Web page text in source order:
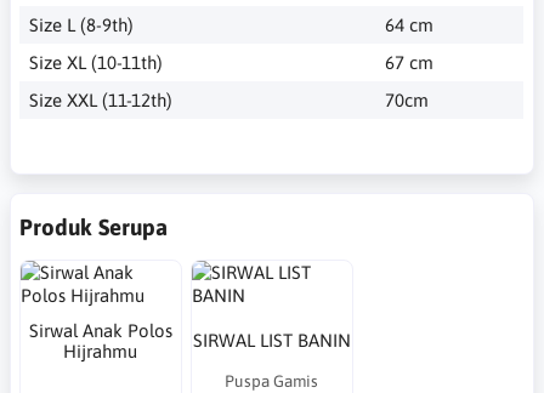
Size L (8-9th)
64 cm
Size XL (10-11th)
67 cm
Size XXL (11-12th)
70cm
Produk Serupa
Sirwal Anak Polos
Hijrahmu
SIRWAL LIST BANIN
Puspa Gamis